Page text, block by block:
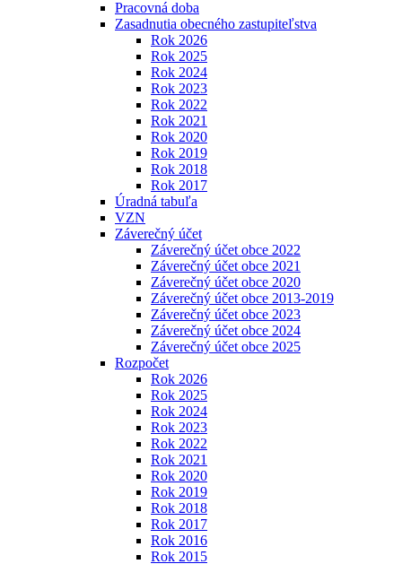
Pracovná doba
Zasadnutia obecného zastupiteľstva
Rok 2026
Rok 2025
Rok 2024
Rok 2023
Rok 2022
Rok 2021
Rok 2020
Rok 2019
Rok 2018
Rok 2017
Úradná tabuľa
VZN
Záverečný účet
Záverečný účet obce 2022
Záverečný účet obce 2021
Záverečný účet obce 2020
Záverečný účet obce 2013-2019
Záverečný účet obce 2023
Záverečný účet obce 2024
Záverečný účet obce 2025
Rozpočet
Rok 2026
Rok 2025
Rok 2024
Rok 2023
Rok 2022
Rok 2021
Rok 2020
Rok 2019
Rok 2018
Rok 2017
Rok 2016
Rok 2015